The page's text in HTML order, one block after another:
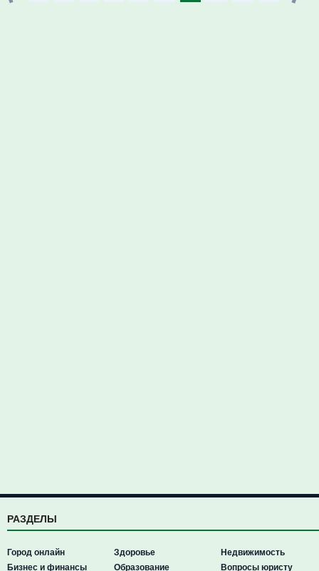
РАЗДЕЛЫ
Город онлайн
Бизнес и финансы
Здоровье
Образование
Недвижимость
Вопросы юристу